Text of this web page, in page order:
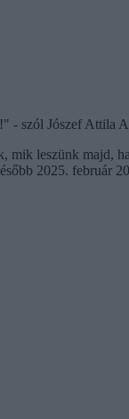
- szól Jószef Attila
leszünk majd,
2025. február